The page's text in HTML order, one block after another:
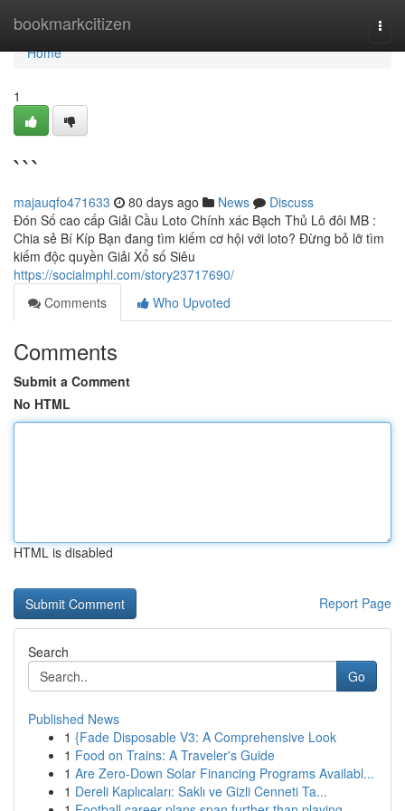
bookmarkcitizen
Home
Home
1
```
majauqfo471633 80 days ago News
Discuss
Đón Số cao cấp Giải Cầu Loto Chính xác Bạch Thủ Lô đôi MB :
Chia sẻ Bí Kíp Bạn đang tìm kiếm cơ hội với loto? Đừng bỏ lỡ tìm
kiếm độc quyền Giải Xổ số Siêu
https://socialmphl.com/story23717690/
Comments
Who Upvoted
Comments
Submit a Comment
No HTML
HTML is disabled
Report Page
Search
Go
Published News
1 {Fade Disposable V3: A Comprehensive Look
1 Food on Trains: A Traveler's Guide
1 Are Zero-Down Solar Financing Programs Availabl...
1 Dereli Kaplıcaları: Saklı ve Gizli Cenneti Ta...